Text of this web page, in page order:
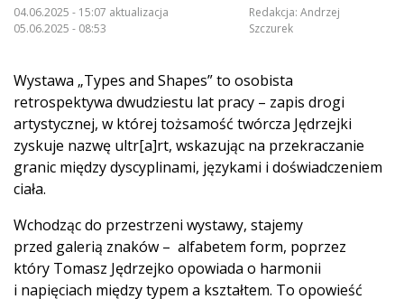
04.06.2025 - 15:07 aktualizacja
05.06.2025 - 08:53
Redakcja: Andrzej
Szczurek
Wystawa „Types and Shapes” to osobista
retrospektywa dwudziestu lat pracy – zapis drogi
artystycznej, w której tożsamość twórcza Jędrzejki
zyskuje nazwę ultr[a]rt, wskazując na przekraczanie
granic między dyscyplinami, językami i doświadczeniem
ciała.
Wchodząc do przestrzeni wystawy, stajemy
przed galerią znaków – alfabetem form, poprzez
który Tomasz Jędrzejko opowiada o harmonii
i napięciach między typem a kształtem. To opowieść